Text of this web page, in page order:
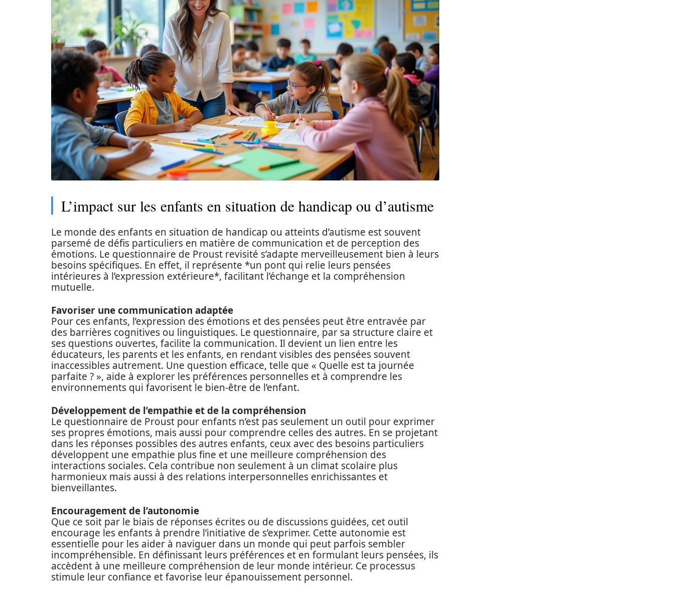
L’impact sur les enfants en situation de handicap ou d’autisme
Le monde des enfants en situation de handicap ou atteints d’autisme est souvent
parsemé de défis particuliers en matière de communication et de perception des
émotions. Le questionnaire de Proust revisité s’adapte merveilleusement bien à leurs
besoins spécifiques. En effet, il représente *un pont qui relie leurs pensées
intérieures à l’expression extérieure*, facilitant l’échange et la compréhension
mutuelle.
Favoriser une communication adaptée
Pour ces enfants, l’expression des émotions et des pensées peut être entravée par
des barrières cognitives ou linguistiques. Le questionnaire, par sa structure claire et
ses questions ouvertes, facilite la communication. Il devient un lien entre les
éducateurs, les parents et les enfants, en rendant visibles des pensées souvent
inaccessibles autrement. Une question efficace, telle que « Quelle est ta journée
parfaite ? », aide à explorer les préférences personnelles et à comprendre les
environnements qui favorisent le bien-être de l’enfant.
Développement de l’empathie et de la compréhension
Le questionnaire de Proust pour enfants n’est pas seulement un outil pour exprimer
ses propres émotions, mais aussi pour comprendre celles des autres. En se projetant
dans les réponses possibles des autres enfants, ceux avec des besoins particuliers
développent une empathie plus fine et une meilleure compréhension des
interactions sociales. Cela contribue non seulement à un climat scolaire plus
harmonieux mais aussi à des relations interpersonnelles enrichissantes et
bienveillantes.
Encouragement de l’autonomie
Que ce soit par le biais de réponses écrites ou de discussions guidées, cet outil
encourage les enfants à prendre l’initiative de s’exprimer. Cette autonomie est
essentielle pour les aider à naviguer dans un monde qui peut parfois sembler
incompréhensible. En définissant leurs préférences et en formulant leurs pensées, ils
accèdent à une meilleure compréhension de leur monde intérieur. Ce processus
stimule leur confiance et favorise leur épanouissement personnel.